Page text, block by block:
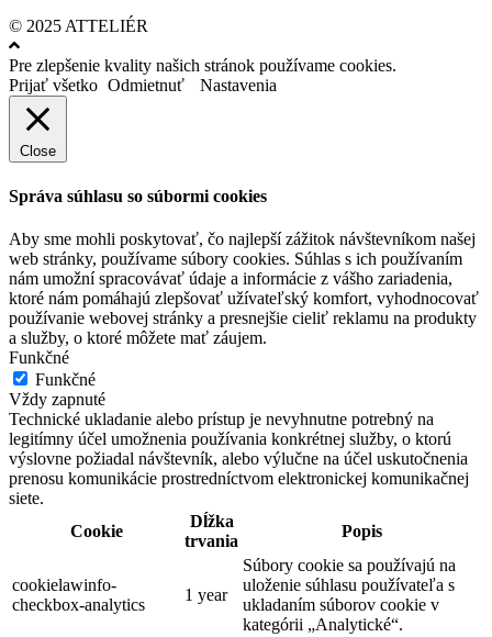
© 2025 ATTELIÉR
Pre zlepšenie kvality našich stránok používame cookies.
Prijať všetko Odmietnuť Nastavenia
Close
Správa súhlasu so súbormi cookies
Aby sme mohli poskytovať, čo najlepší zážitok návštevníkom našej
web stránky, používame súbory cookies. Súhlas s ich používaním
nám umožní spracovávať údaje a informácie z vášho zariadenia,
ktoré nám pomáhajú zlepšovať užívateľský komfort, vyhodnocovať
používanie webovej stránky a presnejšie cieliť reklamu na produkty
a služby, o ktoré môžete mať záujem.
Funkčné
Funkčné
Vždy zapnuté
Technické ukladanie alebo prístup je nevyhnutne potrebný na
legitímny účel umožnenia používania konkrétnej služby, o ktorú
výslovne požiadal návštevník, alebo výlučne na účel uskutočnenia
prenosu komunikácie prostredníctvom elektronickej komunikačnej
siete.
Cookie
Dĺžka
trvania
Popis
cookielawinfo-
checkbox-analytics
1 year
Súbory cookie sa používajú na
uloženie súhlasu používateľa s
ukladaním súborov cookie v
kategórii „Analytické“.